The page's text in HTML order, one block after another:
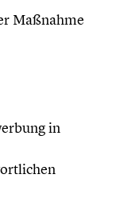
Maßnahme
in